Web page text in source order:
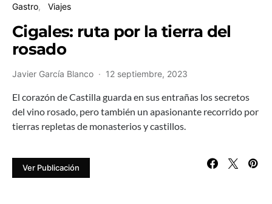
Gastro Viajes
Cigales: ruta por la tierra del
rosado
Javier García Blanco 12 septiembre, 2023
El corazón de Castilla guarda en sus entrañas los secretos
del vino rosado, pero también un apasionante recorrido por
tierras repletas de monasterios y castillos.
Ver Publicación